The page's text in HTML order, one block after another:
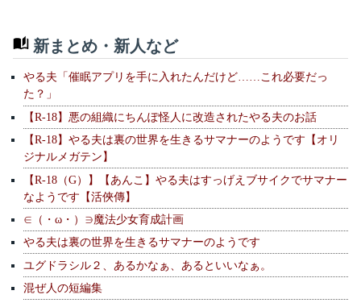
新まとめ・新人など
やる夫「催眠アプリを手に入れたんだけど……これ必要だっ
た？」
【R-18】悪の組織にちんぽ怪人に改造されたやる夫のお話
【R-18】やる夫は裏の世界を生きるサマナーのようです【オリ
ジナルメガテン】
【R-18（G）】【あんこ】やる夫はすっげえブサイクでサマナー
なようです【活俠傳】
∈（・ω・）∋魔法少女育成計画
やる夫は裏の世界を生きるサマナーのようです
ユグドラシル２、あるかなぁ、あるといいなぁ。
混ぜ人の短編集